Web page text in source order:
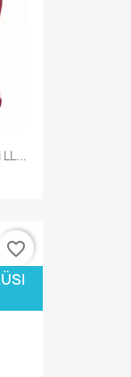
favorite_border